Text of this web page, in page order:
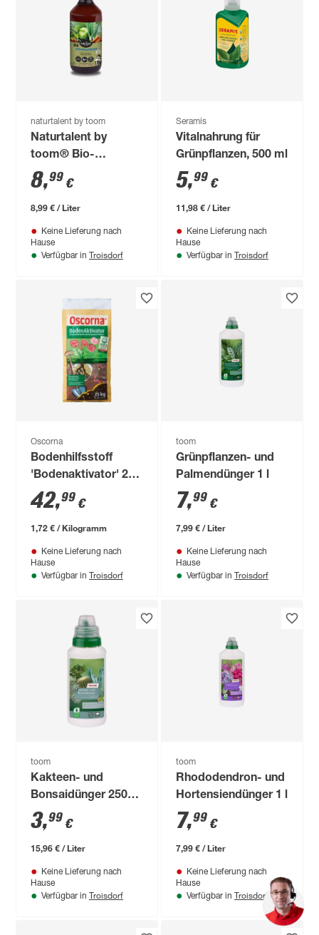
naturtalent by toom
Naturtalent by
toom® Bio-
Universaldünger 1 l
8,99 €
8,99 € / Liter
Keine Lieferung nach
Hause
Verfügbar in Troisdorf
Seramis
Vitalnahrung für
Grünpflanzen, 500 ml
5,99 €
11,98 € / Liter
Keine Lieferung nach
Hause
Verfügbar in Troisdorf
Oscorna
Bodenhilfsstoff
'Bodenaktivator' 25
kg
42,99 €
1,72 € / Kilogramm
Keine Lieferung nach
Hause
Verfügbar in Troisdorf
toom
Grünpflanzen- und
Palmendünger 1 l
7,99 €
7,99 € / Liter
Keine Lieferung nach
Hause
Verfügbar in Troisdorf
toom
Kakteen- und
Bonsaidünger 250
ml
3,99 €
15,96 € / Liter
Keine Lieferung nach
Hause
Verfügbar in Troisdorf
toom
Rhododendron- und
Hortensiendünger 1 l
7,99 €
7,99 € / Liter
Keine Lieferung nach
Hause
Verfügbar in Troisdorf